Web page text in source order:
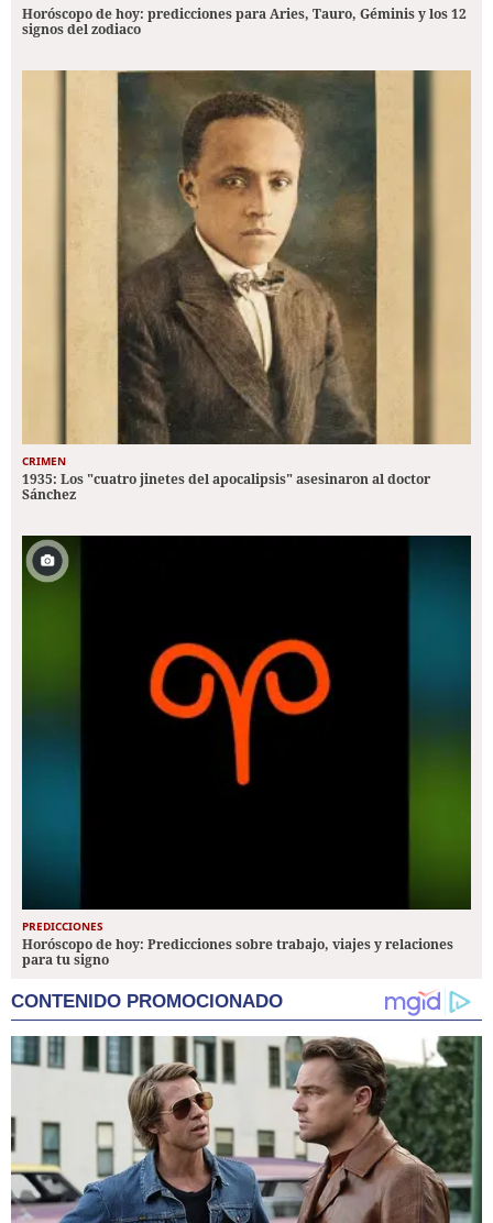
Horóscopo de hoy: predicciones para Aries, Tauro, Géminis y los 12
signos del zodiaco
CRIMEN
1935: Los "cuatro jinetes del apocalipsis" asesinaron al doctor
Sánchez
PREDICCIONES
Horóscopo de hoy: Predicciones sobre trabajo, viajes y relaciones
para tu signo
CONTENIDO PROMOCIONADO